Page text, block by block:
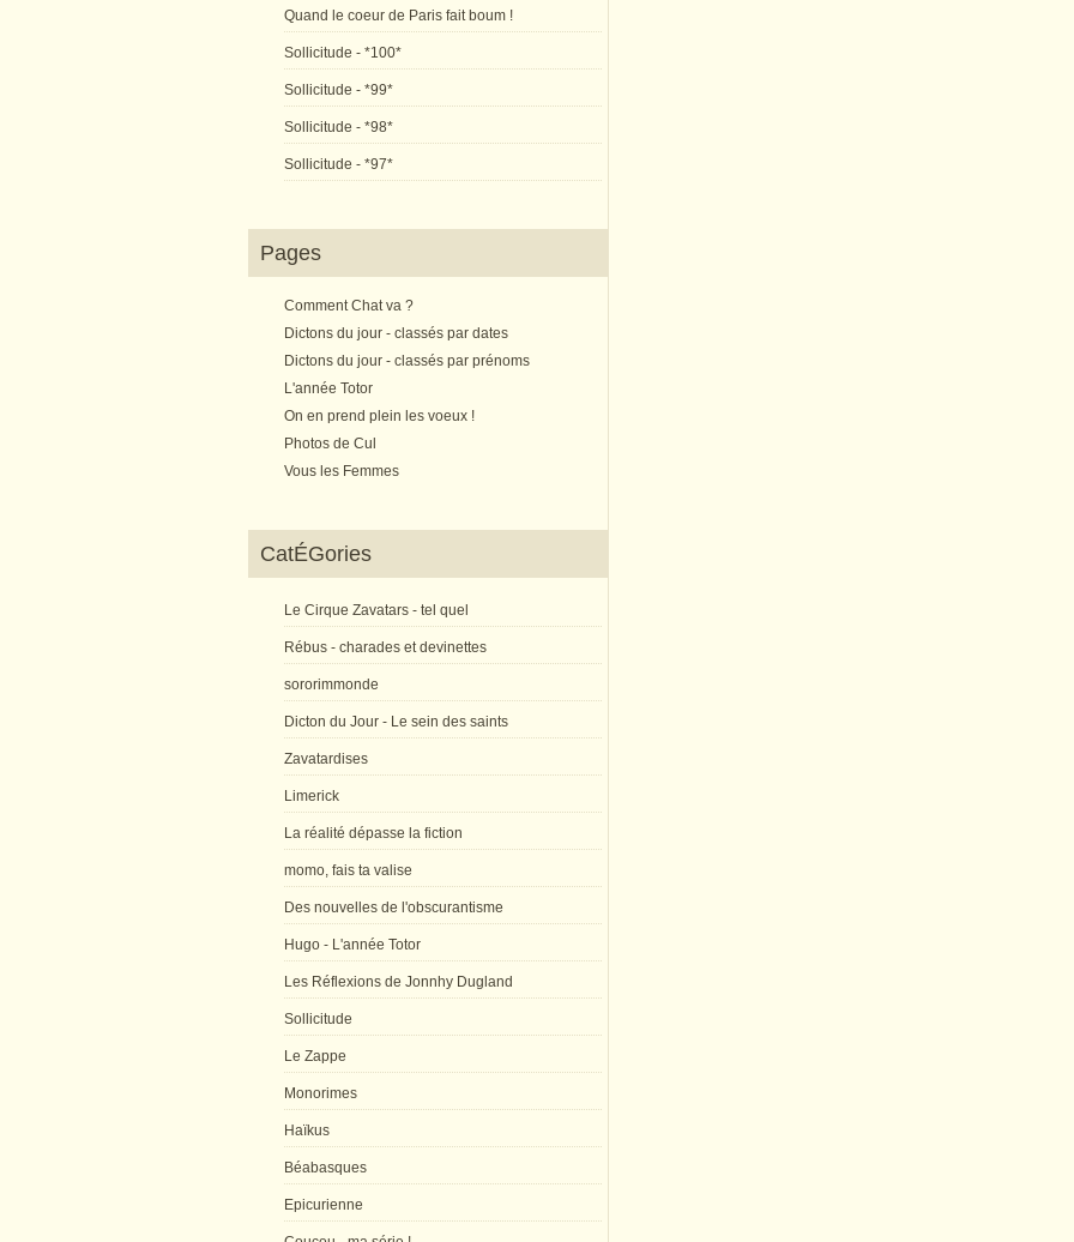
Quand le coeur de Paris fait boum !
Sollicitude - *100*
Sollicitude - *99*
Sollicitude - *98*
Sollicitude - *97*
Pages
Comment Chat va ?
Dictons du jour - classés par dates
Dictons du jour - classés par prénoms
L'année Totor
On en prend plein les voeux !
Photos de Cul
Vous les Femmes
CatÉGories
Le Cirque Zavatars - tel quel
Rébus - charades et devinettes
sororimmonde
Dicton du Jour - Le sein des saints
Zavatardises
Limerick
La réalité dépasse la fiction
momo, fais ta valise
Des nouvelles de l'obscurantisme
Hugo - L'année Totor
Les Réflexions de Jonnhy Dugland
Sollicitude
Le Zappe
Monorimes
Haïkus
Béabasques
Epicurienne